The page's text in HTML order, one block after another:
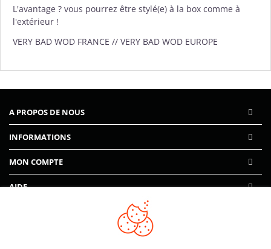
L'avantage ? vous pourrez être stylé(e) à la box comme à
l'extérieur !
VERY BAD WOD FRANCE // VERY BAD WOD EUROPE
A PROPOS DE NOUS
INFORMATIONS
MON COMPTE
AIDE